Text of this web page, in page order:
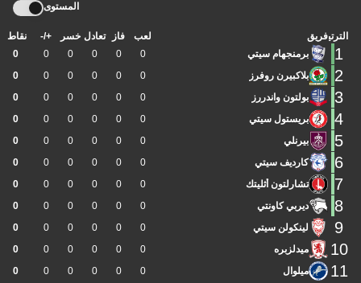
المستوى
الترتيبفريق لعب فاز تعادل خسر +/- نقاط
1 برمنجهام سيتي 0
0
0
0
0
0
2 بلاكبيرن روفرز 0
0
0
0
0
0
3 بولتون واندررز 0
0
0
0
0
0
4 بريستول سيتي 0
0
0
0
0
0
5 بيرنلي 0
0
0
0
0
0
6 كارديف سيتي 0
0
0
0
0
0
7 تشارلتون أثليتك 0
0
0
0
0
0
8 ديربي كاونتي 0
0
0
0
0
0
9 لينكولن سيتي 0
0
0
0
0
0
10 ميدلزبره 0
0
0
0
0
0
11 ميلوال 0
0
0
0
0
0